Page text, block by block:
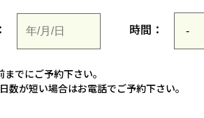
時間：
でにご予約下さい。
数が短い場合はお電話でご予約下さい。